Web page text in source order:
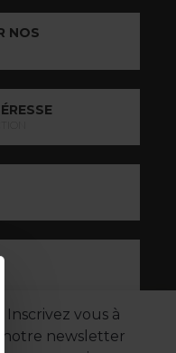
Inscrivez vous à
notre newsletter
NOS